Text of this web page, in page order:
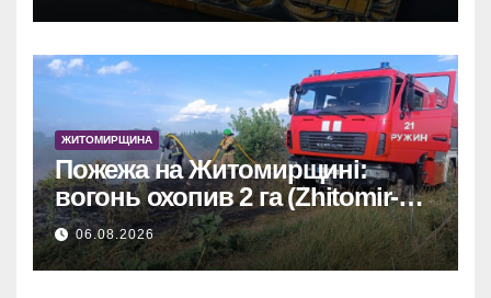
ЖИТОМИРЩИНА
Пожежа на Житомирщині:
вогонь охопив 2 га (Zhitomir-
OnLine)
06.08.2026